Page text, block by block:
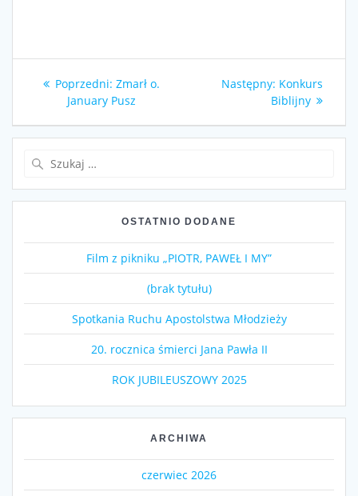
Nawigacja
wpisu
Poprzedni: Poprzedni
wpis:
Zmarł o.
January Pusz
Następny: Następny
wpis:
Konkurs
Biblijny
OSTATNIO DODANE
Film z pikniku „PIOTR, PAWEŁ I MY”
(brak tytułu)
Spotkania Ruchu Apostolstwa Młodzieży
20. rocznica śmierci Jana Pawła II
ROK JUBILEUSZOWY 2025
ARCHIWA
czerwiec 2026